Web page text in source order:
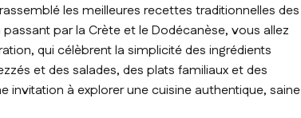
les meilleures recettes traditionnelles des
par la Crète et le Dodécanèse, vous allez
qui célèbrent la simplicité des ingrédients
et des salades, des plats familiaux et des
invitation à explorer une cuisine authentique, saine